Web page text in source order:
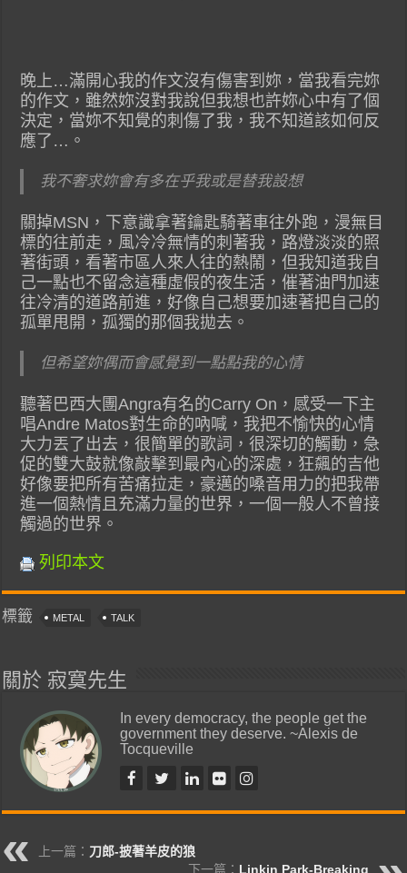
晚上…滿開心我的作文沒有傷害到妳，當我看完妳
的作文，雖然妳沒對我說但我想也許妳心中有了個
決定，當妳不知覺的刺傷了我，我不知道該如何反
應了…。
我不奢求妳會有多在乎我或是替我設想
關掉MSN，下意識拿著鑰匙騎著車往外跑，漫無目
標的往前走，風冷冷無情的刺著我，路燈淡淡的照
著街頭，看著市區人來人往的熱鬧，但我知道我自
己一點也不留念這種虛假的夜生活，催著油門加速
往冷清的道路前進，好像自己想要加速著把自己的
孤單甩開，孤獨的那個我拋去。
但希望妳偶而會感覺到一點點我的心情
聽著巴西大團Angra有名的Carry On，感受一下主
唱Andre Matos對生命的吶喊，我把不愉快的心情
大力丟了出去，很簡單的歌詞，很深切的觸動，急
促的雙大鼓就像敲擊到最內心的深處，狂飆的吉他
好像要把所有苦痛拉走，豪邁的嗓音用力的把我帶
進一個熱情且充滿力量的世界，一個一般人不曾接
觸過的世界。
列印本文
標籤 METAL TALK
關於 寂寞先生
In every democracy, the people get the
government they deserve. ~Alexis de
Tocqueville
上一篇： 刀郎-披著羊皮的狼
下一篇： Linkin Park-Breaking